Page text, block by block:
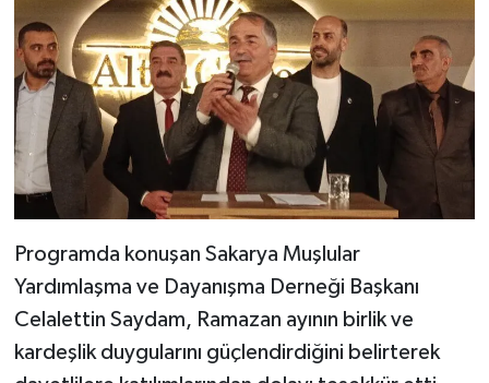
Programda konuşan Sakarya Muşlular
Yardımlaşma ve Dayanışma Derneği Başkanı
Celalettin Saydam, Ramazan ayının birlik ve
kardeşlik duygularını güçlendirdiğini belirterek